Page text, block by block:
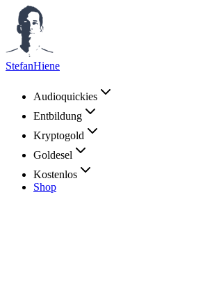
StefanHiene
Audioquickies
Entbildung
Kryptogold
Goldesel
Kostenlos
Shop